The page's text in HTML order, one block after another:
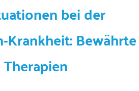
bei der
Krankheit: Bewährte